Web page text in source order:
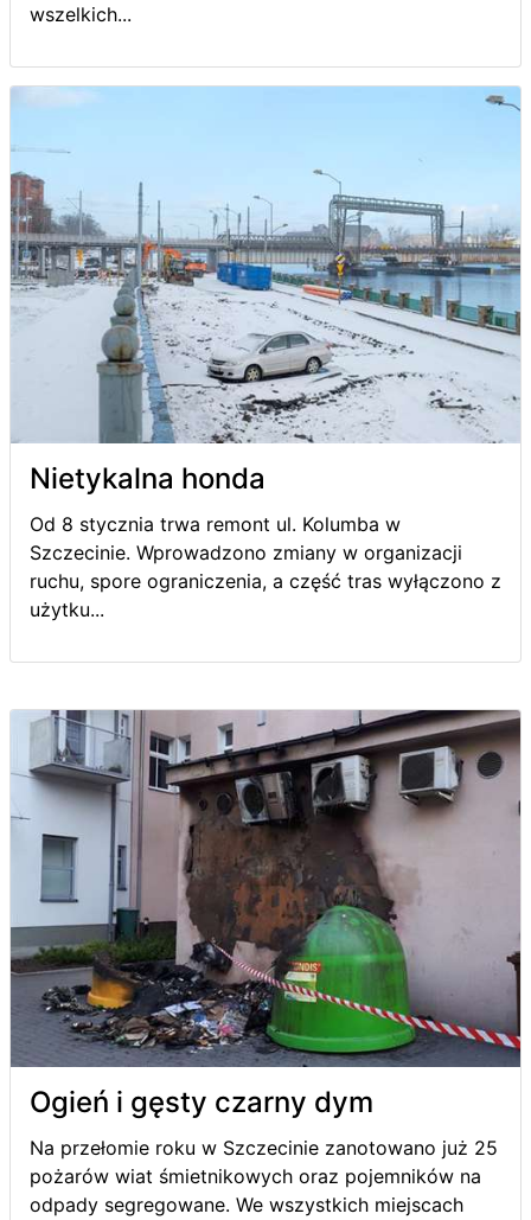
wszelkich...
Nietykalna honda
Od 8 stycznia trwa remont ul. Kolumba w
Szczecinie. Wprowadzono zmiany w organizacji
ruchu, spore ograniczenia, a część tras wyłączono z
użytku...
Ogień i gęsty czarny dym
Na przełomie roku w Szczecinie zanotowano już 25
pożarów wiat śmietnikowych oraz pojemników na
odpady segregowane. We wszystkich miejscach